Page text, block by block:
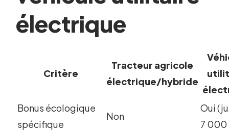
électrique
Critère
Tracteur agricole
électrique/hybride
Bonus écologique
spécifique
Non
Oui
7 000